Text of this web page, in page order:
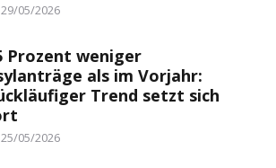
Posted
29/05/2026
Prozent weniger
als im Vorjahr:
Trend setzt sich
Posted
25/05/2026